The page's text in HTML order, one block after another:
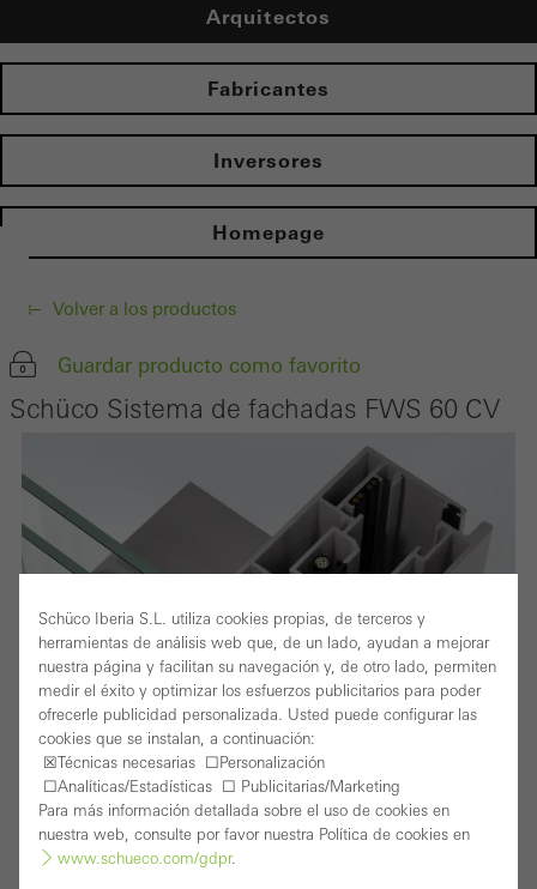
Arquitectos
Fabricantes
Inversores
Homepage
Volver a los productos
Guardar producto como favorito
Schüco Sistema de fachadas FWS 60 CV
Schüco Iberia S.L. utiliza cookies propias, de terceros y
herramientas de análisis web que, de un lado, ayudan a mejorar
nuestra página y facilitan su navegación y, de otro lado, permiten
medir el éxito y optimizar los esfuerzos publicitarios para poder
ofrecerle publicidad personalizada. Usted puede configurar las
cookies que se instalan, a continuación:
☒Técnicas necesarias ☐Personalización
☐Analíticas/Estadísticas ☐ Publicitarias/Marketing
Para más información detallada sobre el uso de cookies en
nuestra web, consulte por favor nuestra Política de cookies en
www.schueco.com/gdpr.